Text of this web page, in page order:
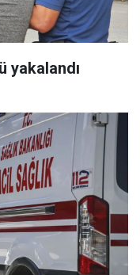
yakalandı